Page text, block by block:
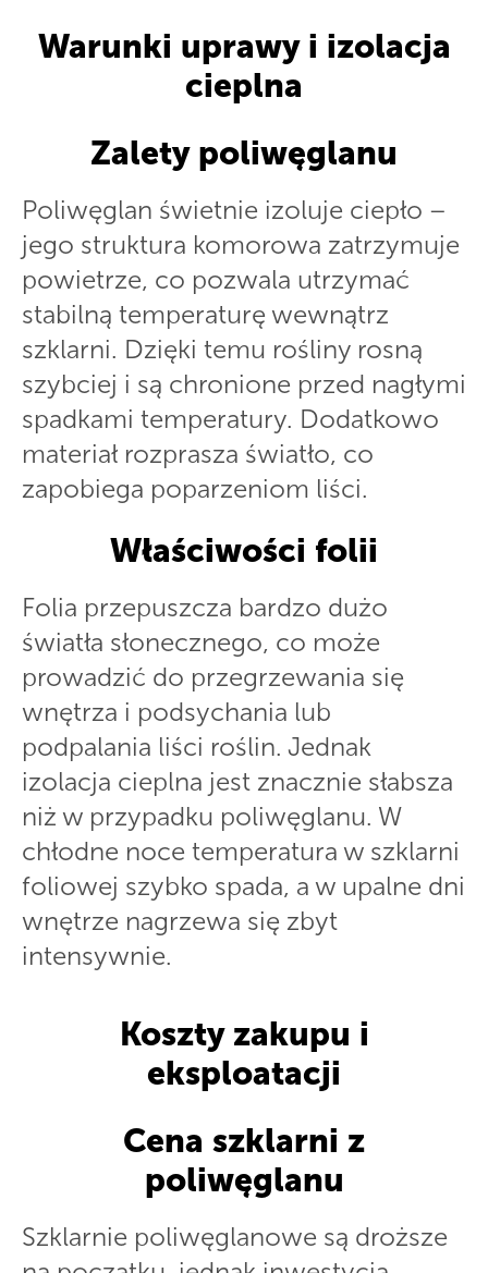
Warunki uprawy i izolacja
cieplna
Zalety poliwęglanu
Poliwęglan świetnie izoluje ciepło –
jego struktura komorowa zatrzymuje
powietrze, co pozwala utrzymać
stabilną temperaturę wewnątrz
szklarni. Dzięki temu rośliny rosną
szybciej i są chronione przed nagłymi
spadkami temperatury. Dodatkowo
materiał rozprasza światło, co
zapobiega poparzeniom liści.
Właściwości folii
Folia przepuszcza bardzo dużo
światła słonecznego, co może
prowadzić do przegrzewania się
wnętrza i podsychania lub
podpalania liści roślin. Jednak
izolacja cieplna jest znacznie słabsza
niż w przypadku poliwęglanu. W
chłodne noce temperatura w szklarni
foliowej szybko spada, a w upalne dni
wnętrze nagrzewa się zbyt
intensywnie.
Koszty zakupu i
eksploatacji
Cena szklarni z
poliwęglanu
Szklarnie poliwęglanowe są droższe